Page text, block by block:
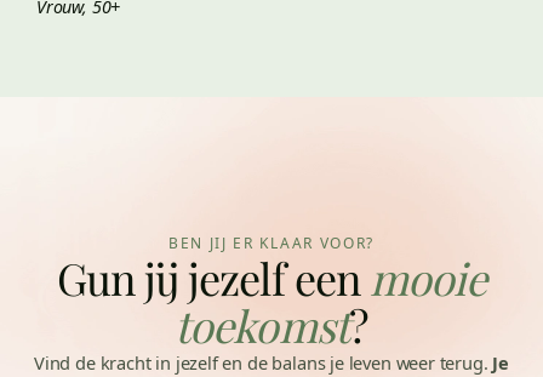
Vrouw, 50+
BEN JIJ ER KLAAR VOOR?
Gun jij jezelf een mooie
toekomst?
Vind de kracht in jezelf en de balans je leven weer terug. Je